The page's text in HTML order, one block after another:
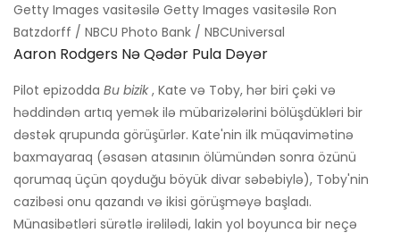
Getty Images vasitəsilə Getty Images vasitəsilə Ron
Batzdorff / NBCU Photo Bank / NBCUniversal
Aaron Rodgers Nə Qədər Pula Dəyər
Pilot epizodda Bu bizik, Kate və Toby, hər biri çəki və
həddindən artıq yemək ilə mübarizələrini bölüşdükləri bir
dəstək qrupunda görüşürlər. Kate'nin ilk müqavimətinə
baxmayaraq (əsasən atasının ölümündən sonra özünü
qorumaq üçün qoyduğu böyük divar səbəbiylə), Toby'nin
cazibəsi onu qazandı və ikisi görüşməyə başladı.
Münasibətləri sürətlə irəlilədi, lakin yol boyunca bir neçə